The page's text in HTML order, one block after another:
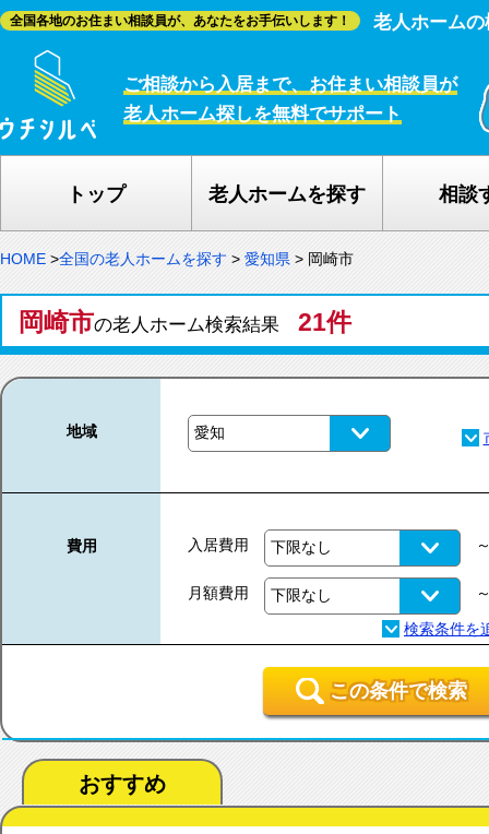
全国各地のお住まい相談員が、あなたをお手伝いします！ 老人ホーム
ご相談から入居まで、お住まい相談員が
老人ホーム探しを無料でサポート
トップ 老人ホームを探す 相談
HOME >全国の老人ホームを探す > 愛知県 > 岡崎市
岡崎市の老人ホーム検索結果 21件
地域
費用 入居費用
月額費用
この条件で検索
おすすめ